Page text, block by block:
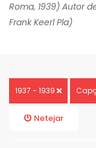
Roma, 1939) Autor
Frank Keerl Pla)
1937 - 1939
Netejar